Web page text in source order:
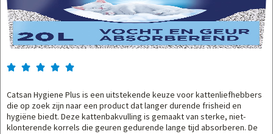
    
Catsan Hygiene Plus is een uitstekende keuze voor kattenliefhebbers
die op zoek zijn naar een product dat langer durende frisheid en
hygiëne biedt. Deze kattenbakvulling is gemaakt van sterke, niet-
klonterende korrels die geuren gedurende lange tijd absorberen. De